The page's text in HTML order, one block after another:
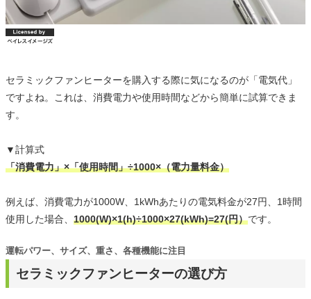
セラミックファンヒーターを購入する際に気になるのが「電気代」
ですよね。これは、消費電力や使用時間などから簡単に試算できま
す。
▼計算式
「消費電力」×「使用時間」÷1000×（電力量料金）
例えば、消費電力が1000W、1kWhあたりの電気料金が27円、1時間
使用した場合、 1000(W)×1(h)÷1000×27(kWh)=27(円）です。
セラミックファンヒーターの選び方
運転パワー、サイズ、重さ、各種機能に注目